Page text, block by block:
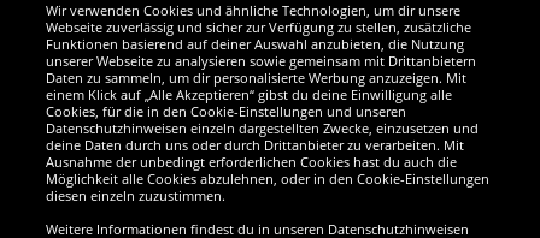
Wir sind ausgezeichnet
Wir verwenden Cookies und ähnliche Technologien, um dir unsere
Webseite zuverlässig und sicher zur Verfügung zu stellen, zusätzliche
Funktionen basierend auf deiner Auswahl anzubieten, die Nutzung
unserer Webseite zu analysieren sowie gemeinsam mit Drittanbietern
Daten zu sammeln, um dir personalisierte Werbung anzuzeigen. Mit
einem Klick auf „Alle Akzeptieren“ gibst du deine Einwilligung alle
Cookies, für die in den Cookie-Einstellungen und unseren
Datenschutzhinweisen einzeln dargestellten Zwecke, einzusetzen und
deine Daten durch uns oder durch Drittanbieter zu verarbeiten. Mit
Ausnahme der unbedingt erforderlichen Cookies hast du auch die
Möglichkeit alle Cookies abzulehnen, oder in den Cookie-Einstellungen
diesen einzeln zuzustimmen.
Weitere Informationen findest du in unseren Datenschutzhinweisen